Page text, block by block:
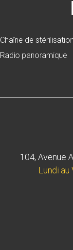
Chaîne de
Radio panoramique
104, Avenue
Lundi au